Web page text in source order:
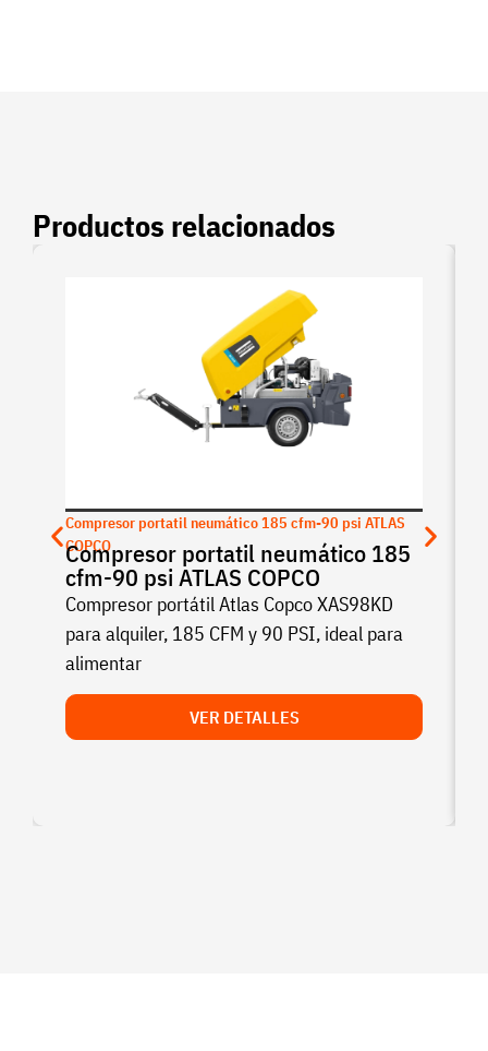
Productos relacionados
Compresor portatil neumático 185 cfm-90 psi ATLAS
COPCO
Compresor portatil neumático 185
cfm-90 psi ATLAS COPCO
Compresor portátil Atlas Copco XAS98KD
para alquiler, 185 CFM y 90 PSI, ideal para
alimentar
VER DETALLES